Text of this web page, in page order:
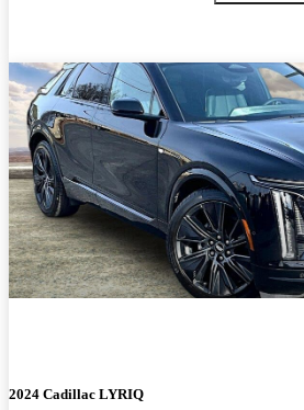
2024 Cadillac LYRIQ